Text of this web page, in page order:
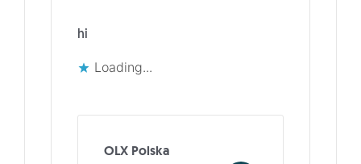
hi
Loading...
OLX Polska